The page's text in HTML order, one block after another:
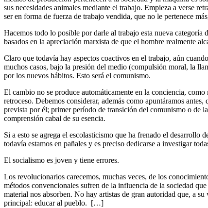
sus necesidades animales mediante el trabajo. Empieza a verse
ser en forma de fuerza de trabajo vendida, que no le pertenece
Hacemos todo lo posible por darle al trabajo esta nueva
basados en la apreciación marxista de que el hombre realmente
Claro que todavía hay aspectos coactivos en el trabajo, aún
muchos casos, bajo la presión del medio (compulsión moral, la
por los nuevos hábitos. Esto será el comunismo.
El cambio no se produce automáticamente en la conciencia,
retroceso. Debemos considerar, además como apuntáramos
prevista por él; primer período de transición del comunismo o de
comprensión cabal de su esencia.
Si a esto se agrega el escolasticismo que ha frenado el
todavía estamos en pañales y es preciso dedicarse a investigar
El socialismo es joven y tiene errores.
Los revolucionarios carecemos, muchas veces, de los
métodos convencionales sufren de la influencia de la sociedad
material nos absorben. No hay artistas de gran autoridad que, a
principal: educar al pueblo. […]